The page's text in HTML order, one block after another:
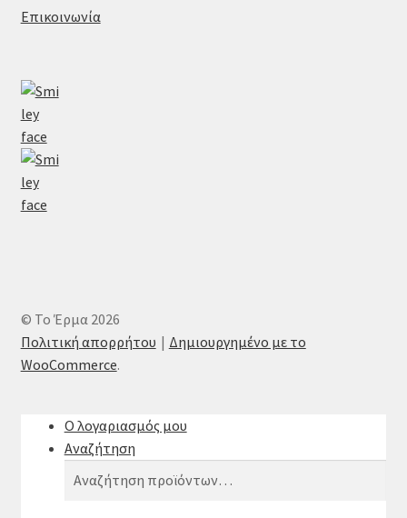
Επικοινωνία
© Το Έρμα 2026
Πολιτική απορρήτου
Δημιουργημένο με το
WooCommerce.
Ο λογαριασμός μου
Αναζήτηση
Αναζήτηση
Αναζήτηση